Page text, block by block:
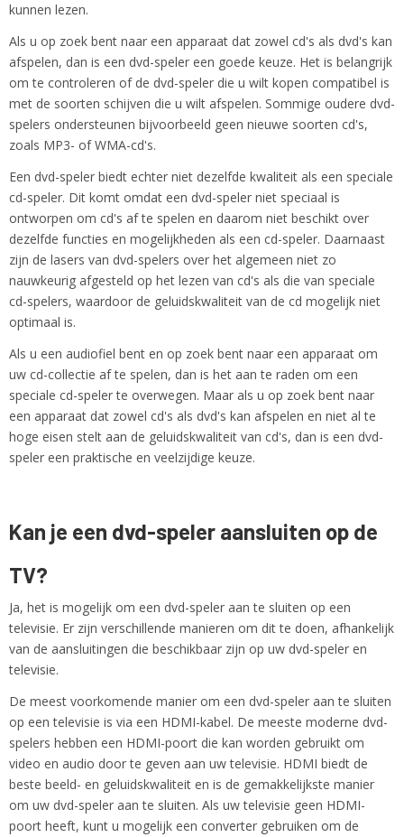
kunnen lezen.
Als u op zoek bent naar een apparaat dat zowel cd's als dvd's kan
afspelen, dan is een dvd-speler een goede keuze. Het is belangrijk
om te controleren of de dvd-speler die u wilt kopen compatibel is
met de soorten schijven die u wilt afspelen. Sommige oudere dvd-
spelers ondersteunen bijvoorbeeld geen nieuwe soorten cd's,
zoals MP3- of WMA-cd's.
Een dvd-speler biedt echter niet dezelfde kwaliteit als een speciale
cd-speler. Dit komt omdat een dvd-speler niet speciaal is
ontworpen om cd's af te spelen en daarom niet beschikt over
dezelfde functies en mogelijkheden als een cd-speler. Daarnaast
zijn de lasers van dvd-spelers over het algemeen niet zo
nauwkeurig afgesteld op het lezen van cd's als die van speciale
cd-spelers, waardoor de geluidskwaliteit van de cd mogelijk niet
optimaal is.
Als u een audiofiel bent en op zoek bent naar een apparaat om
uw cd-collectie af te spelen, dan is het aan te raden om een
speciale cd-speler te overwegen. Maar als u op zoek bent naar
een apparaat dat zowel cd's als dvd's kan afspelen en niet al te
hoge eisen stelt aan de geluidskwaliteit van cd's, dan is een dvd-
speler een praktische en veelzijdige keuze.
Kan je een dvd-speler aansluiten op de
TV?
Ja, het is mogelijk om een dvd-speler aan te sluiten op een
televisie. Er zijn verschillende manieren om dit te doen, afhankelijk
van de aansluitingen die beschikbaar zijn op uw dvd-speler en
televisie.
De meest voorkomende manier om een dvd-speler aan te sluiten
op een televisie is via een HDMI-kabel. De meeste moderne dvd-
spelers hebben een HDMI-poort die kan worden gebruikt om
video en audio door te geven aan uw televisie. HDMI biedt de
beste beeld- en geluidskwaliteit en is de gemakkelijkste manier
om uw dvd-speler aan te sluiten. Als uw televisie geen HDMI-
poort heeft, kunt u mogelijk een converter gebruiken om de